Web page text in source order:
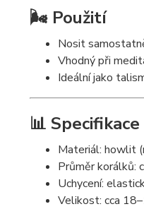
🌬️ Použití
Nosit
Vhodný při
Ideální jako
📊 Specifikace
Materiál: howlit
Průměr korálků:
Uchycení:
Velikost: cca